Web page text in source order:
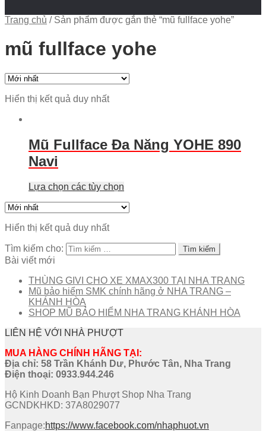
Trang chủ / Sản phẩm được gắn thẻ “mũ fullface yohe”
mũ fullface yohe
Hiển thị kết quả duy nhất
Mũ Fullface Đa Năng YOHE 890
Navi
Lựa chọn các tùy chọn
Hiển thị kết quả duy nhất
Tìm kiếm cho:
Bài viết mới
THÙNG GIVI CHO XE XMAX300 TẠI NHA TRANG
Mũ bảo hiểm SMK chính hãng ở NHA TRANG –
KHÁNH HÒA
SHOP MŨ BẢO HIỂM NHA TRANG KHÁNH HÒA
LIÊN HỆ VỚI NHÀ PHƯỢT
MUA HÀNG CHÍNH HÃNG TẠI:
Địa chỉ: 58 Trần Khánh Dư, Phước Tân, Nha Trang
Điện thoại: 0933.944.246
Hộ Kinh Doanh Bạn Phượt Shop Nha Trang
GCNDKHKD: 37A8029077
Fanpage:https://www.facebook.com/nhaphuot.vn